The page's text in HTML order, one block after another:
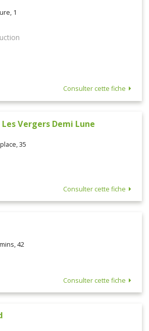
1
Consulter cette fiche
Vergers Demi Lune
35
Consulter cette fiche
42
Consulter cette fiche